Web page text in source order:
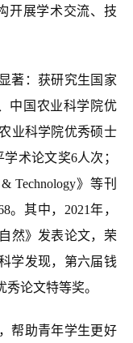
开展学术交流、技
著：获研究生国家
中国农业科学院优
业科学院优秀硕士
术论文奖6人次；
Technology》等刊
。其中，2021年，
然》发表论文，荣
学发现，第六届钱
论文特等奖。
帮助青年学生更好